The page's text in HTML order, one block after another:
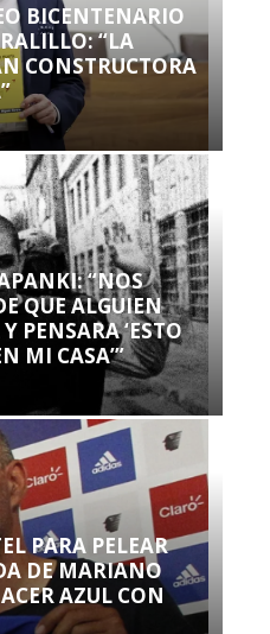
BICENTENARIO
“LA
CONSTRUCTORA
“NOS
QUE ALGUIEN
PENSARA ‘ESTO
MI CASA’”
PARA PELEAR
DE MARIANO
AZUL CON